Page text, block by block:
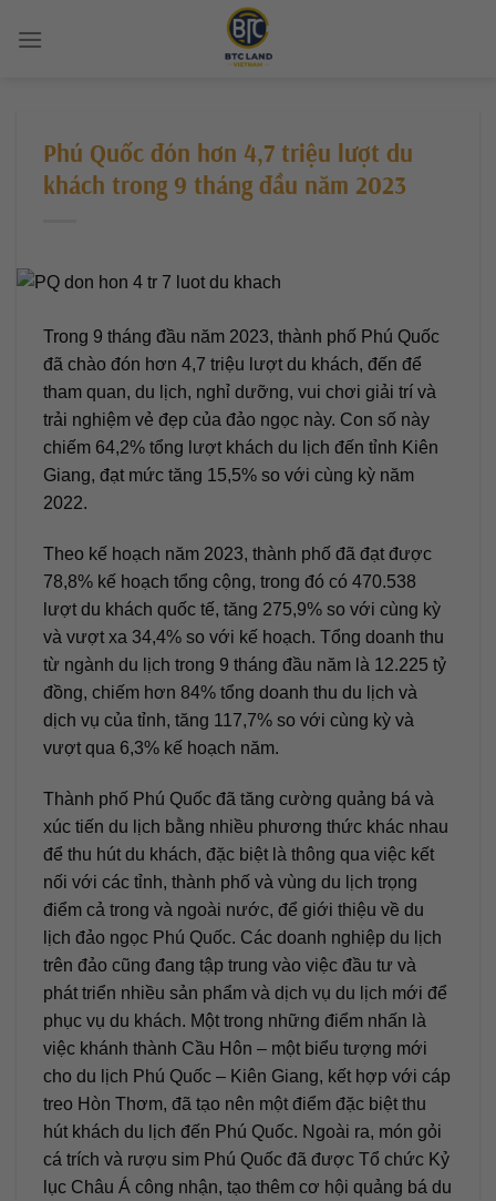
đến
Phú Quốc đón hơn 4,7 triệu lượt du
khách trong 9 tháng đầu năm 2023
Trong 9 tháng đầu năm 2023, thành phố Phú Quốc
đã chào đón hơn 4,7 triệu lượt du khách, đến để
tham quan, du lịch, nghỉ dưỡng, vui chơi giải trí và
trải nghiệm vẻ đẹp của đảo ngọc này. Con số này
chiếm 64,2% tổng lượt khách du lịch đến tỉnh Kiên
Giang, đạt mức tăng 15,5% so với cùng kỳ năm
2022.
Theo kế hoạch năm 2023, thành phố đã đạt được
78,8% kế hoạch tổng cộng, trong đó có 470.538
lượt du khách quốc tế, tăng 275,9% so với cùng kỳ
và vượt xa 34,4% so với kế hoạch. Tổng doanh thu
từ ngành du lịch trong 9 tháng đầu năm là 12.225 tỷ
đồng, chiếm hơn 84% tổng doanh thu du lịch và
dịch vụ của tỉnh, tăng 117,7% so với cùng kỳ và
vượt qua 6,3% kế hoạch năm.
Thành phố Phú Quốc đã tăng cường quảng bá và
xúc tiến du lịch bằng nhiều phương thức khác nhau
để thu hút du khách, đặc biệt là thông qua việc kết
nối với các tỉnh, thành phố và vùng du lịch trọng
điểm cả trong và ngoài nước, để giới thiệu về du
lịch đảo ngọc Phú Quốc. Các doanh nghiệp du lịch
trên đảo cũng đang tập trung vào việc đầu tư và
phát triển nhiều sản phẩm và dịch vụ du lịch mới để
phục vụ du khách. Một trong những điểm nhấn là
việc khánh thành Cầu Hôn – một biểu tượng mới
cho du lịch Phú Quốc – Kiên Giang, kết hợp với cáp
treo Hòn Thơm, đã tạo nên một điểm đặc biệt thu
hút khách du lịch đến Phú Quốc. Ngoài ra, món gỏi
cá trích và rượu sim Phú Quốc đã được Tổ chức Kỷ
lục Châu Á công nhận, tạo thêm cơ hội quảng bá du